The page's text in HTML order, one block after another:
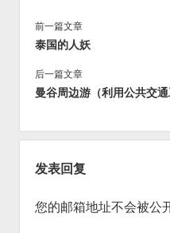
前一篇文章
泰国的人妖
后一篇文章
曼谷周边游（利用公共交通
发表回复
您的邮箱地址不会被公